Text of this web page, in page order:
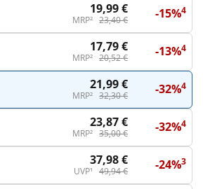
19,99 €
MRP² 23,40 € -15%4
17,79 €
MRP² 20,52 € -13%4
21,99 €
MRP² 32,30 € -32%4
23,87 €
MRP² 35,00 € -32%4
37,98 €
UVP¹ 49,94 € -24%3